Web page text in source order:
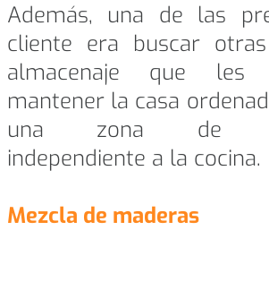
Además, una de las
cliente era buscar
almacenaje que les
mantener la casa
una zona de
independiente a la cocina.
Mezcla de maderas